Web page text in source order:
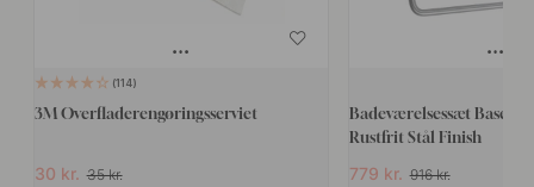
114
3M Overfladerengøringsserviet
30 kr. 35 kr.
Badeværelsessæt Base
Rustfrit Stål Finish
779 kr. 916 kr.